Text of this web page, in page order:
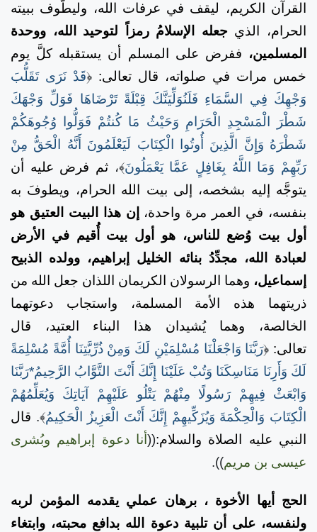
القرآن الكريم، ليقف في عرفات الله، وليطَّوف ببيته
الحرام، الذي جعله الإسلامُ رمزاً لتوحيد الله، ووحدة
المسلمين، ففرض على المسلم أن يستقبله كلَّ يوم
خمس مرات في صلواته، قال تعالى: ﴿قَدْ نَرَى تَقَلُّبَ
وَجْهِكَ فِي السَّمَاءِ فَلَنُوَلِّيَنَّكَ قِبْلَةً تَرْضَاهَا فَوَلِّ وَجْهَكَ
شَطْرَ الْمَسْجِدِ الْحَرَامِ وَحَيْثُ مَا كُنتُمْ فَوَلُّوا وُجُوهَكُمْ
شَطْرَهُ وَإِنَّ الَّذِينَ أُوتُوا الْكِتَابَ لَيَعْلَمُونَ أَنَّهُ الْحَقُّ مِنْ
رَبِّهِمْ وَمَا اللَّهُ بِغَافِلٍ عَمَّا يَعْمَلُونَ﴾، ثم فرض عليه أن
يتوجَّه إليه بشخصه، إلى بيت الله الحرام، ويطوفَ به
بنفسه، في العمر مرة واحدة،
إن هذا البيت العتيق هو
أول بيت وُضع للناس، هو أول بيت أُقيم في الأرض
لعبادة الله، مجدِّدُ بنائه الخليل إبراهيم، وولده الذبيح
إسماعيل، وهما الرسولان الكريمان اللذان جعل الله من
ذريتهما هذه الأمة المسلمة، واستجاب دعوتهما
الخالصة، وهما يُشيدان هذا البناء العتيد، قال
تعالى: ﴿رَبَّنَا وَاجْعَلْنَا مُسْلِمَيْنِ لَكَ وَمِنْ ذُرِّيَّتِنَا أُمَّةً مُسْلِمَةً
لَكَ وَأَرِنَا مَنَاسِكَنَا وَتُبْ عَلَيْنَا إِنَّكَ أَنْتَ التَّوَّابُ الرَّحِيمُ*رَبَّنَا
وَابْعَثْ فِيهِمْ رَسُولًا مِنْهُمْ يَتْلُو عَلَيْهِمْ آيَاتِكَ وَيُعَلِّمُهُمْ
الْكِتَابَ وَالْحِكْمَةَ وَيُزَكِّيهِمْ إِنَّكَ أَنْتَ الْعَزِيزُ الْحَكِيمُ﴾. قال
النبي عليه الصلاة والسلام:(( أنا دعوة إبراهيم وبُشرى
عيسى بن مريم)).
الحج أيها الأخوة ، برهان عملي يقدمه المؤمن لربه
ولنفسه، على أن تلبية دعوة الله بدافع محبته، وابتغاء